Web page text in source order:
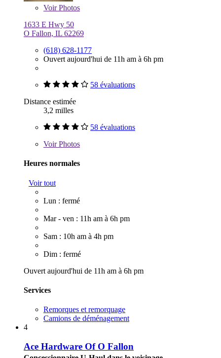
VoirPhotos
1633 E Hwy 50
O Fallon, IL 62269
(618) 628-1177
Ouvert aujourd'hui de 11h am à 6h pm
58 évaluations
Distance estimée
3,2 milles
58 évaluations
VoirPhotos
Heures normales
Voir tout
Lun : fermé
Mar - ven : 11h am à 6h pm
Sam : 10h am à 4h pm
Dim : fermé
Ouvert aujourd'hui de 11h am à 6h pm
Services
Remorques et remorquage
Camions de déménagement
4
Ace Hardware Of O Fallon